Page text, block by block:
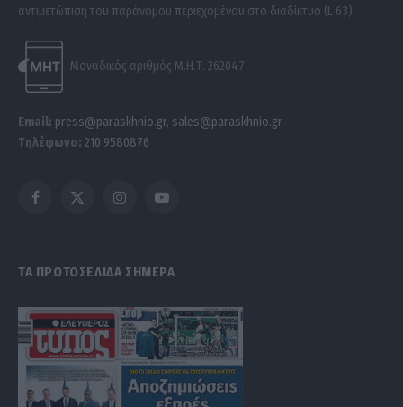
αντιμετώπιση του παράνομου περιεχομένου στο διαδίκτυο (L 63).
Μοναδικός αριθμός Μ.Η.Τ. 262047
Email: press@paraskhnio.gr, sales@paraskhnio.gr
Τηλέφωνο: 210 9580876
Facebook
X
InstagramYouTube
ΤΑ ΠΡΩΤΟΣΕΛΙΔΑ ΣΗΜΕΡΑ